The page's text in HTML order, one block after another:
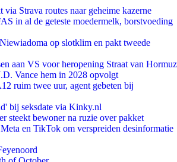
Strava routes naar geheime kazerne
in al de geteste moedermelk, borstvoeding
op slotklim en pakt tweede
aan VS voor heropening Straat van Hormuz
Vance hem in 2028 opvolgt
ruim twee uur, agent gebeten bij
bij seksdate via Kinky.nl
steekt bewoner na ruzie over pakket
en TikTok om verspreiden desinformatie